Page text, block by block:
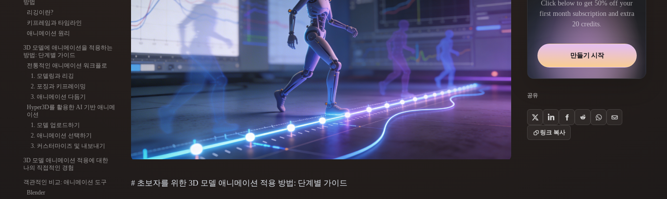
Blender Unreal Godot 3DS Max ComfyUI
스타일
Abstract Anime Cel-Shaded Fantasy Gothic
Hand-Painted Industrial Isometric Low Poly Medieval Minimalist Modern
Organic Photorealistic Realistic Retro Stylized Voxel
방법
리깅이란?
키프레임과 타임라인
애니메이션 원리
3D 모델에 애니메이션을 적용하는
방법: 단계별 가이드
전통적인 애니메이션 워크플로
1. 모델링과 리깅
2. 포징과 키프레이밍
3. 애니메이션 다듬기
Hyper3D를 활용한 AI 기반 애니메
이션
1. 모델 업로드하기
2. 애니메이션 선택하기
3. 커스터마이즈 및 내보내기
3D 모델 애니메이션 적용에 대한
나의 직접적인 경험
객관적인 비교: 애니메이션 도구
Blender
# 초보자를 위한 3D 모델 애니메이션 적용 방법: 단계별 가이드
Click below to get 50% off your
first month subscription and extra
20 credits.
만들기 시작
공유
링크 복사